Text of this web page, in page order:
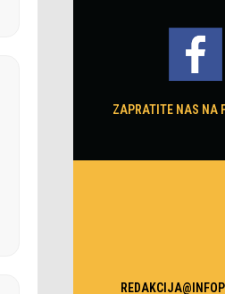
ZAPRATITE NAS NA